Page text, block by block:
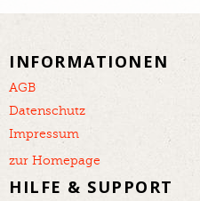
INFORMATIONEN
AGB
Datenschutz
Impressum
zur Homepage
HILFE & SUPPORT